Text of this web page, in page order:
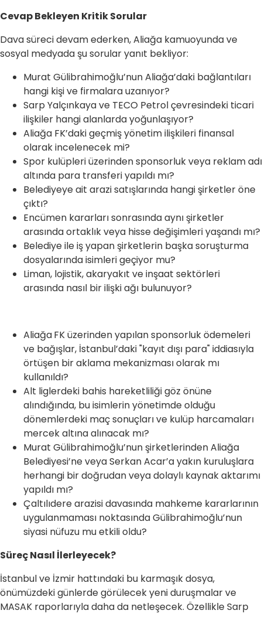
Cevap Bekleyen Kritik Sorular
Dava süreci devam ederken, Aliağa kamuoyunda ve
sosyal medyada şu sorular yanıt bekliyor:
Murat Gülibrahimoğlu’nun Aliağa’daki bağlantıları
hangi kişi ve firmalara uzanıyor?
Sarp Yalçınkaya ve TECO Petrol çevresindeki ticari
ilişkiler hangi alanlarda yoğunlaşıyor?
Aliağa FK’daki geçmiş yönetim ilişkileri finansal
olarak incelenecek mi?
Spor kulüpleri üzerinden sponsorluk veya reklam adı
altında para transferi yapıldı mı?
Belediyeye ait arazi satışlarında hangi şirketler öne
çıktı?
Encümen kararları sonrasında aynı şirketler
arasında ortaklık veya hisse değişimleri yaşandı mı?
Belediye ile iş yapan şirketlerin başka soruşturma
dosyalarında isimleri geçiyor mu?
Liman, lojistik, akaryakıt ve inşaat sektörleri
arasında nasıl bir ilişki ağı bulunuyor?
AliağaFK üzerinden yapılan sponsorluk ödemeleri
ve bağışlar, İstanbul’daki "kayıt dışı para" iddiasıyla
örtüşen bir aklama mekanizması olarak mı
kullanıldı?
Alt liglerdeki bahis hareketliliği göz önüne
alındığında, bu isimlerin yönetimde olduğu
dönemlerdeki maç sonuçları ve kulüp harcamaları
mercek altına alınacak mı?
Murat Gülibrahimoğlu’nun şirketlerinden Aliağa
Belediyesi’ne veya Serkan Acar’a yakın kuruluşlara
herhangi bir doğrudan veya dolaylı kaynak aktarımı
yapıldı mı?
Çaltılıdere arazisi davasında mahkeme kararlarının
uygulanmaması noktasında Gülibrahimoğlu’nun
siyasi nüfuzu mu etkili oldu?
Süreç Nasıl İlerleyecek?
İstanbul ve İzmir hattındaki bu karmaşık dosya,
önümüzdeki günlerde görülecek yeni duruşmalar ve
MASAK raporlarıyla daha da netleşecek. Özellikle Sarp